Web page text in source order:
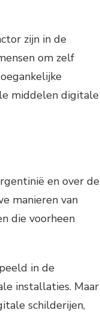
zijn in de
om zelf
middelen digitale
en over de
manieren van
die voorheen
in de
installaties. Maar
schilderijen,